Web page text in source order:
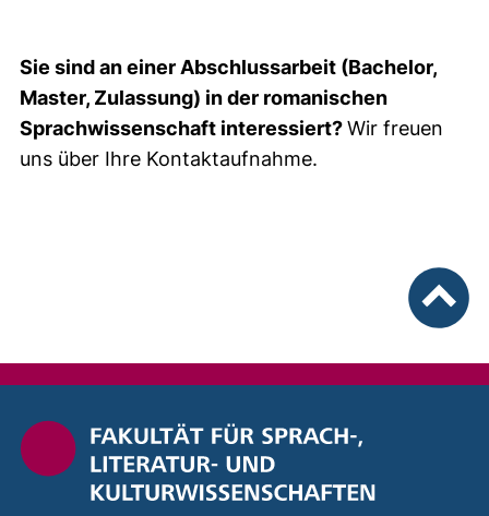
Sie sind an einer Abschlussarbeit (Bachelor,
Master, Zulassung) in der romanischen
Sprachwissenschaft interessiert?Wir freuen
uns über Ihre Kontaktaufnahme.